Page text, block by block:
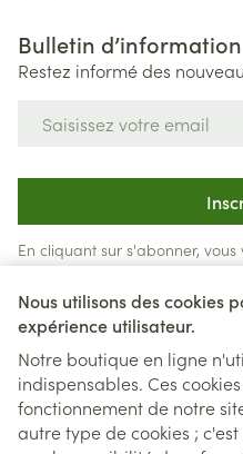
Nous utilisons des cookies
expérience utilisateur.
Notre boutique en ligne
indispensables. Ces
fonctionnement de notre
autre type de cookies ;
Bulletin d’information
Restez informé des
En cliquant sur s'abonner,
et acceptez notrepolitique de